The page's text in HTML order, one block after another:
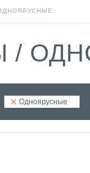
/
Одноярусные